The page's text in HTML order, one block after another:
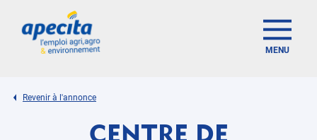
MENU
Revenir à l'annonce
CENTRE DE